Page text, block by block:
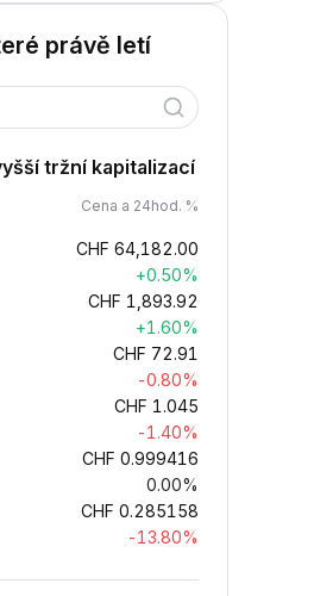
právě letí
tržní kapitalizací
Cena a 24hod. %
CHF 64,182.00
+0.50%
CHF 1,893.92
+1.60%
CHF 72.91
-0.80%
CHF 1.045
-1.40%
CHF 0.999416
0.00%
CHF 0.285158
-13.80%